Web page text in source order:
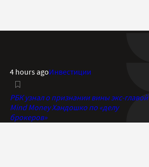
4 hours agoИнвестиции
РБК узнал о признании вины экс-главой
Mind Money Хандошко по «делу
брокеров»